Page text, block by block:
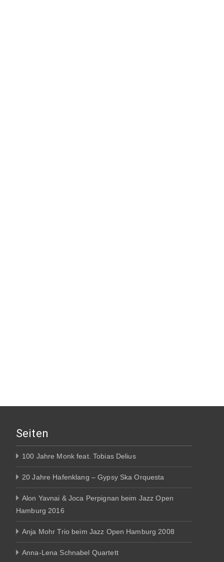
Seiten
100 Jahre Monk feat. Tobias Delius
20 Jahre Hafenklang – Gypsy Ska Orquesta
Alon Yavnai & Joca Perpignan beim Jazz Open
Hamburg 2016
Anja Mohr Trio beim Jazz Open Hamburg 2008
Anna-Lena Schnabel Quartett